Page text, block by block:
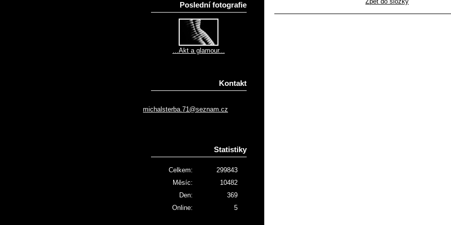
Poslední fotografie
...Akt a glamour...
Kontakt
michalsterba.71@seznam.cz
Statistiky
Online: 5
Celkem:
299843
Měsíc:
10482
Den:
369